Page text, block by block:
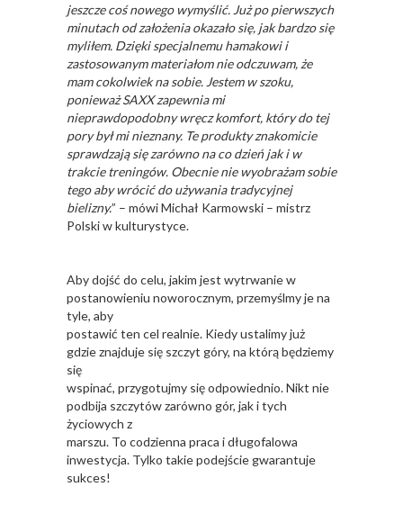
jeszcze coś nowego wymyślić. Już po pierwszych
minutach od założenia okazało się, jak bardzo się
myliłem. Dzięki specjalnemu hamakowi i
zastosowanym materiałom nie odczuwam, że
mam cokolwiek na sobie. Jestem w szoku,
ponieważ SAXX zapewnia mi
nieprawdopodobny wręcz komfort, który do tej
pory był mi nieznany. Te produkty znakomicie
sprawdzają się zarówno na co dzień jak i w
trakcie treningów. Obecnie nie wyobrażam sobie
tego aby wrócić do używania tradycyjnej
bielizny.” – mówi Michał Karmowski – mistrz
Polski w kulturystyce.
Aby dojść do celu, jakim jest wytrwanie w
postanowieniu noworocznym, przemyślmy je na
tyle, aby
postawić ten cel realnie. Kiedy ustalimy już
gdzie znajduje się szczyt góry, na którą będziemy
się
wspinać, przygotujmy się odpowiednio. Nikt nie
podbija szczytów zarówno gór, jak i tych
życiowych z
marszu. To codzienna praca i długofalowa
inwestycja. Tylko takie podejście gwarantuje
sukces!